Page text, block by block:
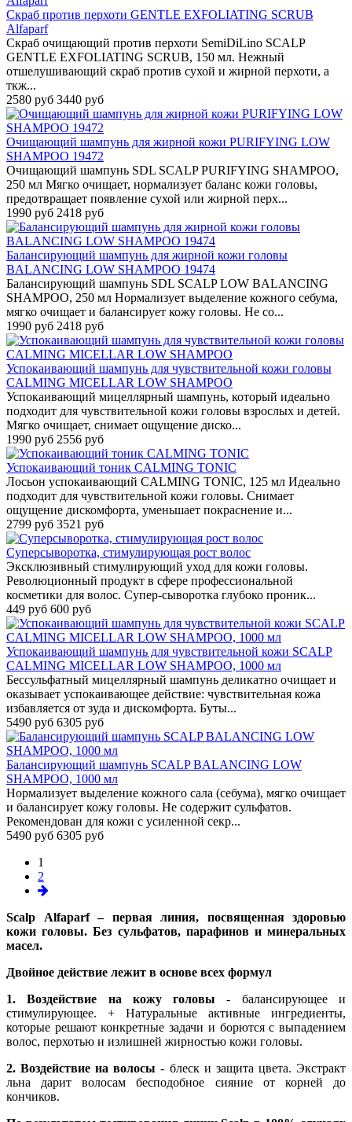
Скраб против перхоти GENTLE EXFOLIATING SCRUB
Alfaparf
Скраб очищающий против перхоти SemiDiLino SCALP
GENTLE EXFOLIATING SCRUB, 150 мл. Нежный
отшелушивающий скраб против сухой и жирной перхоти, а
ткж...
2580 руб 3440 руб
Очищающий шампунь для жирной кожи PURIFYING LOW
SHAMPOO 19472
Очищающий шампунь SDL SCALP PURIFYING SHAMPOO,
250 мл Мягко очищает, нормализует баланс кожи головы,
предотвращает появление сухой или жирной перх...
1990 руб 2418 руб
Балансирующий шампунь для жирной кожи головы
BALANCING LOW SHAMPOO 19474
Балансирующий шампунь SDL SCALP LOW BALANCING
SHAMPOO, 250 мл Нормализует выделение кожного себума,
мягко очищает и балансирует кожу головы. Не со...
1990 руб 2418 руб
Успокаивающий шампунь для чувствительной кожи головы
CALMING MICELLAR LOW SHAMPOO
Успокаивающий мицеллярный шампунь, который идеально
подходит для чувствительной кожи головы взрослых и детей.
Мягко очищает, снимает ощущение диско...
1990 руб 2556 руб
Успокаивающий тоник CALMING TONIC
Лосьон успокаивающий CALMING TONIC, 125 мл Идеально
подходит для чувствительной кожи головы. Снимает
ощущение дискомфорта, уменьшает покраснение и...
2799 руб 3521 руб
Суперсыворотка, стимулирующая рост волос
Эксклюзивный стимулирующий уход для кожи головы.
Революционный продукт в сфере профессиональной
косметики для волос. Супер-сыворотка глубоко проник...
449 руб 600 руб
Успокаивающий шампунь для чувствительной кожи SCALP
CALMING MICELLAR LOW SHAMPOO, 1000 мл
Бессульфатный мицеллярный шампунь деликатно очищает и
оказывает успокаивающее действие: чувствительная кожа
избавляется от зуда и дискомфорта. Буты...
5490 руб 6305 руб
Балансирующий шампунь SCALP BALANCING LOW
SHAMPOO, 1000 мл
Нормализует выделение кожного сала (себума), мягко очищает
и балансирует кожу головы. Не содержит сульфатов.
Рекомендован для кожи с усиленной секр...
5490 руб 6305 руб
1
2
Scalp Alfaparf
– первая линия, посвященная здоровью
кожи головы. Без сульфатов, парафинов и минеральных
масел.
Двойное действие лежит в основе всех формул
1. Воздействие на кожу головы
- балансирующее и
стимулирующее. + Натуральные активные ингредиенты,
которые решают конкретные задачи и борются с выпадением
волос, перхотью и излишней жирностью кожи головы.
2. Воздействие на волосы - блеск и защита цвета. Экстракт
льна дарит волосам бесподобное сияние от корней до
кончиков.